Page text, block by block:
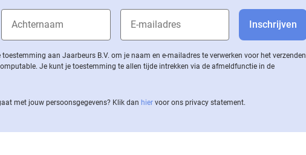
aan Jaarbeurs B.V. om je naam en e-mailadres te verwerken voor het verzenden
Je kunt je toestemming te allen tijde intrekken via de af­meld­func­tie in de
met jouw per­soons­ge­ge­vens? Klik dan hier voor ons privacy statement.